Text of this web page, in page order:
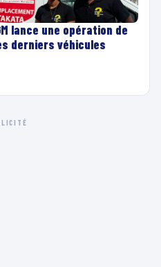
lance une opération de
derniers véhicules